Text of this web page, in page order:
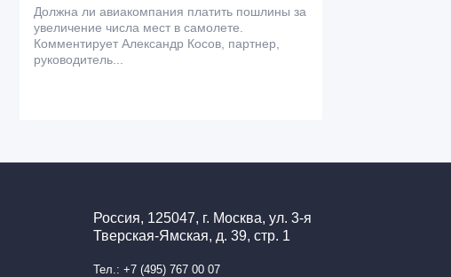
Должна ли авиакомпания платить пошлины за
увеличение числа мест в самолете.
Комментирует Александр Косов, партнер,
руководитель...
Россия, 125047, г. Москва, ул. 3-я
Тверская-Ямская, д. 39, стр. 1
Тел.: +7 (495) 767 00 07